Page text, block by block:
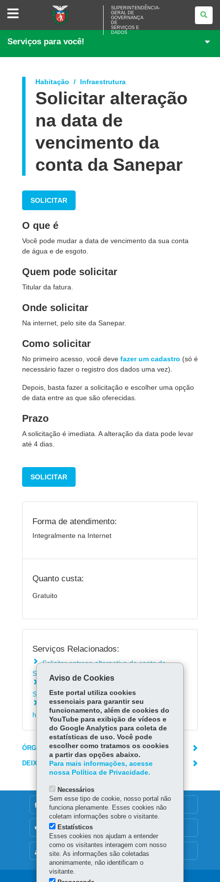
SUPERINTENDÊNCIA-
<BR>GOVERNANÇA
SERVIÇOS
DADOS
SUPERINTENDÊNCIA-
GERAL DE
GOVERNANÇA
DE
SERVIÇOS E
DADOS
Serviços para você!
Habitação Infraestrutura
Solicitar alteração
na data de
vencimento da
conta da Sanepar
SOLICITAR
O que é
Você pode mudar a data de vencimento da sua conta
de água e de esgoto.
Quem pode solicitar
Titular da fatura.
Onde solicitar
Na internet, pelo site da Sanepar.
Como solicitar
No primeiro acesso, você deve fazer um cadastro (só é
necessário fazer o registro dos dados uma vez).
Depois, basta fazer a solicitação e escolher uma opção
de data entre as que são oferecidas.
Prazo
A solicitação é imediata. A alteração da data pode levar
até 4 dias.
SOLICITAR
Forma de atendimento:
Integralmente na Internet
Quanto custa:
Gratuito
Serviços Relacionados:
Solicitar entrega alternativa da conta da
Sanepar
Sanepar
Emitir 2ª via da conta da Sanepar e consultar
histórico de consumo
ÓRGÃO RESPONSÁVEL
DEIXE SUA OPINIÃO
MAPA DO SITE
DENUNCIE CORRUPÇÃO
OUVIDORIA
Aviso de Cookies
Este portal utiliza cookies
essenciais para garantir seu
funcionamento, além de cookies do
YouTube para exibição de vídeos e
do Google Analytics para coleta de
estatísticas de uso. Você pode
escolher como tratamos os cookies
a partir das opções abaixo.
Para mais informações, acesse
nossa Política de Privacidade.
Necessários
Sem esse tipo de cookie, nosso portal não
funciona plenamente. Esses cookies não
coletam informações sobre o visitante.
Estatísticos
Esses cookies nos ajudam a entender
como os visitantes interagem com nosso
site. As informações são coletadas
anonimamente, não identificam o
visitante.